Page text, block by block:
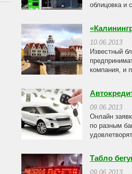
облицовка и
10.06.2013
Известный
компания, и
09.06.2013
Онлайн
по разным
Табло
09.06.2013